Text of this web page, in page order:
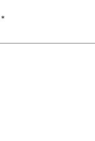
*